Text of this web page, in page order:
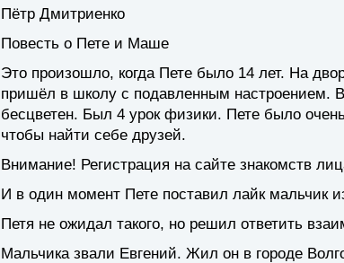
Пётр Дмитриенко
Повесть о Пете и Маше
Это произошло, когда Пете было 14 лет. На
пришёл в школу с подавленным настроением.
бесцветен. Был 4 урок физики. Пете было
чтобы найти себе друзей.
Внимание! Регистрация на сайте знакомств
И в один момент Пете поставил лайк мальчик
Петя не ожидал такого, но решил ответить
Мальчика звали Евгений. Жил он в городе